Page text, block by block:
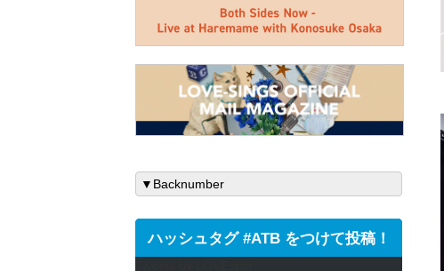
ハッシュタグ #ATB をつけて投稿！